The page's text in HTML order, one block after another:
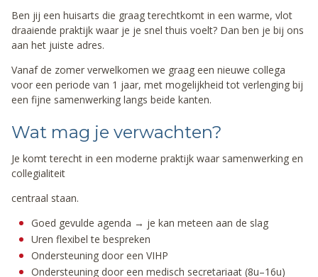
Ben jij een huisarts die graag terechtkomt in een warme, vlot
draaiende praktijk waar je je snel thuis voelt? Dan ben je bij ons
aan het juiste adres.
Vanaf de zomer verwelkomen we graag een nieuwe collega
voor een periode van 1 jaar, met mogelijkheid tot verlenging bij
een fijne samenwerking langs beide kanten.
Wat mag je verwachten?
Je komt terecht in een moderne praktijk waar samenwerking en
collegialiteit
centraal staan.
Goed gevulde agenda → je kan meteen aan de slag
Uren flexibel te bespreken
Ondersteuning door een VIHP
Ondersteuning door een medisch secretariaat (8u–16u)